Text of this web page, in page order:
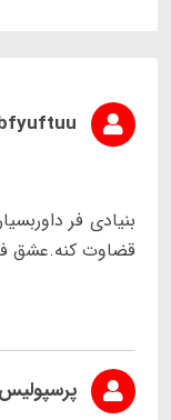
بنیادی فر
قضاوت کنه.عشق
پرسپولیس